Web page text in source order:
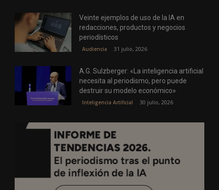
Veinte ejemplos de uso de la IA en
redacciones, productos y negocios
periodísticos
Audiencia 31 julio, 2026
A.G. Sulzberger: «La inteligencia artificial
necesita al periodismo, pero puede
destruir su modelo económico»
Inteligencia Artificial 30 julio, 2026